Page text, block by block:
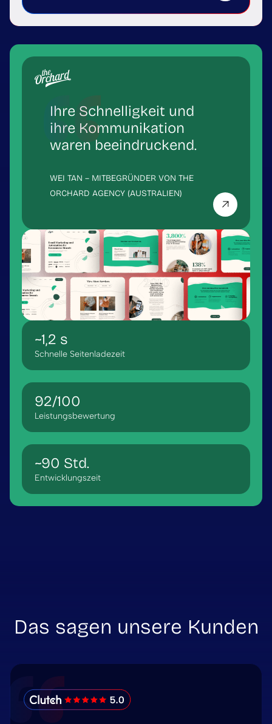
Ihre Schnelligkeit und
ihre Kommunikation
waren beeindruckend.
WEI TAN – MITBEGRÜNDER VON THE
ORCHARD AGENCY (AUSTRALIEN)
~1,2 s
Schnelle Seitenladezeit
92/100
Leistungsbewertung
~90 Std.
Entwicklungszeit
Das sagen unsere Kunden